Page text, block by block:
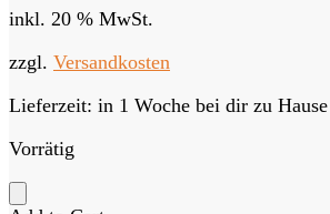
inkl. 20 % MwSt.
zzgl. Versandkosten
Lieferzeit: in 1 Woche bei dir zu Hause
Vorrätig